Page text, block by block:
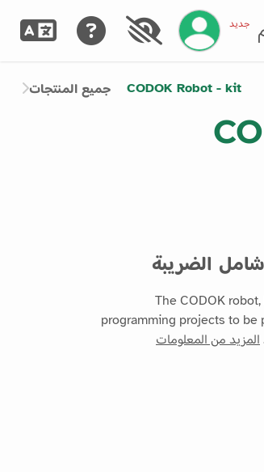
جديد إدارة حسابك
جميع المنتجات CODOK Robot - kit
The CODOK
programming projects to be
المزيد من المعلومات